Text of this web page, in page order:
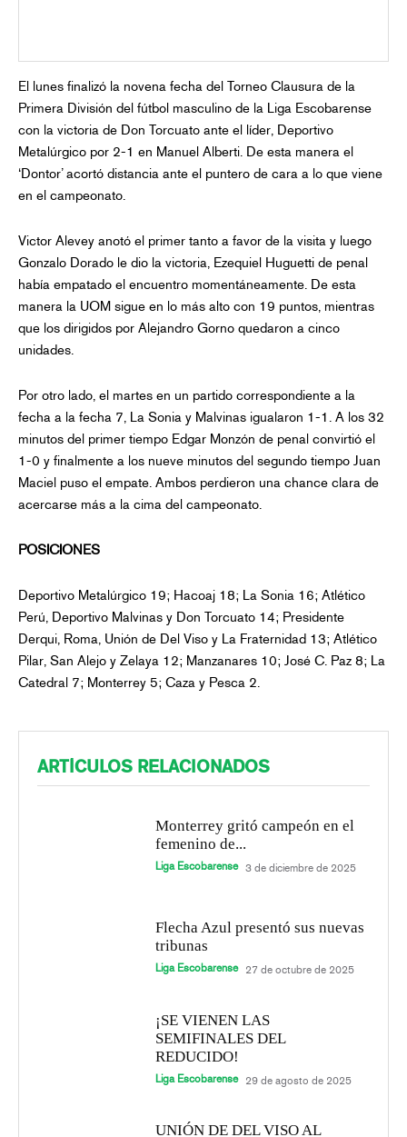
El lunes finalizó la novena fecha del Torneo Clausura de la
Primera División del fútbol masculino de la Liga Escobarense
con la victoria de Don Torcuato ante el líder, Deportivo
Metalúrgico por 2-1 en Manuel Alberti. De esta manera el
‘Dontor’ acortó distancia ante el puntero de cara a lo que viene
en el campeonato.
Victor Alevey anotó el primer tanto a favor de la visita y luego
Gonzalo Dorado le dio la victoria, Ezequiel Huguetti de penal
había empatado el encuentro momentáneamente. De esta
manera la UOM sigue en lo más alto con 19 puntos, mientras
que los dirigidos por Alejandro Gorno quedaron a cinco
unidades.
Por otro lado, el martes en un partido correspondiente a la
fecha a la fecha 7, La Sonia y Malvinas igualaron 1-1. A los 32
minutos del primer tiempo Edgar Monzón de penal convirtió el
1-0 y finalmente a los nueve minutos del segundo tiempo Juan
Maciel puso el empate. Ambos perdieron una chance clara de
acercarse más a la cima del campeonato.
POSICIONES
Deportivo Metalúrgico 19; Hacoaj 18; La Sonia 16; Atlético
Perú, Deportivo Malvinas y Don Torcuato 14; Presidente
Derqui, Roma, Unión de Del Viso y La Fraternidad 13; Atlético
Pilar, San Alejo y Zelaya 12; Manzanares 10; José C. Paz 8; La
Catedral 7; Monterrey 5; Caza y Pesca 2.
ARTÍCULOS RELACIONADOS
Monterrey gritó campeón en el
femenino de...
Liga Escobarense 3 de diciembre de 2025
Flecha Azul presentó sus nuevas
tribunas
Liga Escobarense 27 de octubre de 2025
¡SE VIENEN LAS
SEMIFINALES DEL
REDUCIDO!
Liga Escobarense 29 de agosto de 2025
UNIÓN DE DEL VISO AL